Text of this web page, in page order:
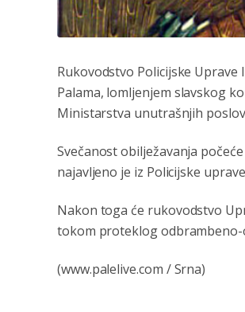
Rukovodstvo Policijske
Palama, lomljenjem slavskog
Ministarstva unutrašnjih
Svečanost obilježavanja
najavljeno je iz Policijske
Nakon toga će rukovodstvo
tokom proteklog
(www.palelive.com / Srna)